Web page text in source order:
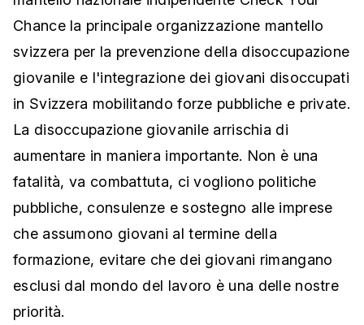
Chance la principale organizzazione mantello
svizzera per la prevenzione della disoccupazione
giovanile e l'integrazione dei giovani disoccupati
in Svizzera mobilitando forze pubbliche e private.
La disoccupazione giovanile arrischia di
aumentare in maniera importante. Non è una
fatalità, va combattuta, ci vogliono politiche
pubbliche, consulenze e sostegno alle imprese
che assumono giovani al termine della
formazione, evitare che dei giovani rimangano
esclusi dal mondo del lavoro è una delle nostre
priorità.